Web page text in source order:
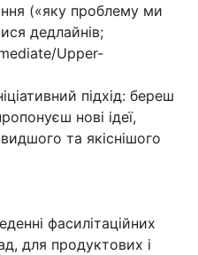
(«яку проблему ми
дедлайнів;
Upper-
підхід: береш
нові ідеї,
та якіснішого
фасилітаційних
для продуктових і